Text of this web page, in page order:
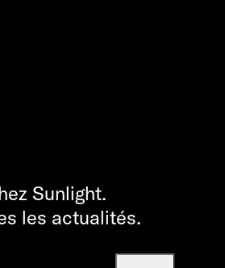
Sunlight.
les actualités.